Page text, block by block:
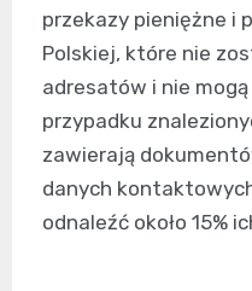
przekazy pieniężne i
Polskiej, które nie
adresatów i nie
przypadku
zawierają
danych
odnaleźć około 15%